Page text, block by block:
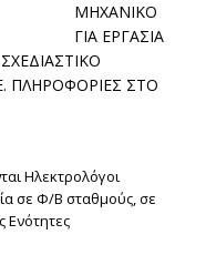
ΜΗΧΑΝΙΚΟ
ΓΙΑ ΕΡΓΑΣΙΑ
ΠΛΗΡΟΦΟΡΙΕΣ ΣΤΟ
Ηλεκτρολόγοι
σε Φ/Β σταθμούς, σε
Ενότητες